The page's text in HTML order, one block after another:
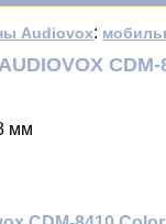
Audiovox:
CDM-
мм